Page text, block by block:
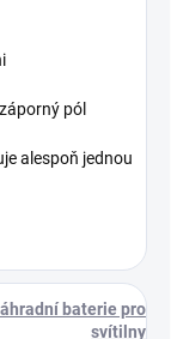
pól
alespoň jednou
baterie pro
svítilny